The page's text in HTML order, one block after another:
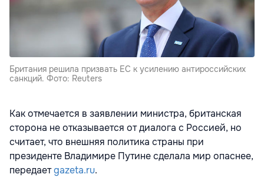
Британия решила призвать ЕС к усилению антироссийских
санкций. Фото: Reuters
Как отмечается в заявлении министра, британская
сторона не отказывается от диалога с Россией, но
считает, что внешняя политика страны при
президенте Владимире Путинесделала мир опаснее,
передаетgazeta.ru.